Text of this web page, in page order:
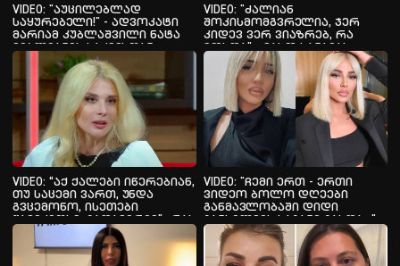
VIDEO: "აუცილებლად
საყურებელი!" - ადვოკატი
მარიამ კუბლაშვილი ნატა
ვიბლიანის საქმესთან
დაკავშირებით
ვიდეომიმართვას
ავრცელებს
VIDEO: "ძალიან
შოკისმომგვრელია, ჯერ
კიდევ ვერ ვიაზრებ, რა
მოხდა" - ვახო სანაიას
მეუღლე
VIDEO: “აქ ქალები იწერებიან,
თუ საცემი ვართ, უნდა
გვცემონო, ისეთები
წავიკითხე, გადავირიე”- რას
წერს ნინო ნადირაძე
თელავში მომხდარ
ინციდენტზე?
VIDEO: "ჩემი ერთ - ერთი
ვიდეო ბოლო დღეები
განმავლობაში დიდი
განხილვის საგანი გახდა..." -
სალი წვერავას მიმართვა